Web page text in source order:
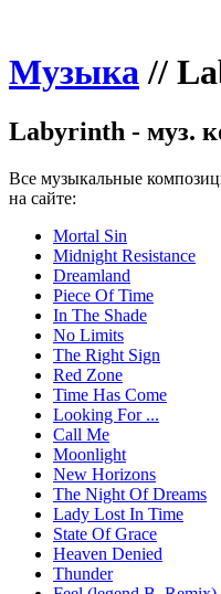
Музыка//
Labyrinth - муз.
Все музыкальные
на сайте:
Mortal Sin
Midnight Resistance
Dreamland
Piece Of Time
In The Shade
No Limits
The Right Sign
Red Zone
Time Has Come
Looking For ...
Call Me
Moonlight
New Horizons
The Night Of Dreams
Lady Lost In Time
State Of Grace
Heaven Denied
Thunder